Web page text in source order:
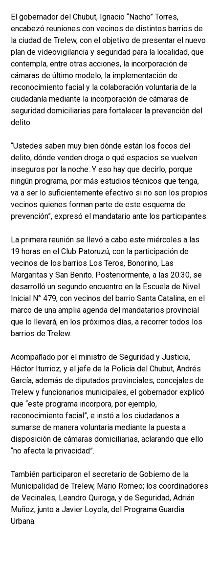
El gobernador del Chubut, Ignacio “Nacho” Torres,
encabezó reuniones con vecinos de distintos barrios de
la ciudad de Trelew, con el objetivo de presentar el nuevo
plan de videovigilancia y seguridad para la localidad, que
contempla, entre otras acciones, la incorporación de
cámaras de último modelo, la implementación de
reconocimiento facial y la colaboración voluntaria de la
ciudadanía mediante la incorporación de cámaras de
seguridad domiciliarias para fortalecer la prevención del
delito.
“Ustedes saben muy bien dónde están los focos del
delito, dónde venden droga o qué espacios se vuelven
inseguros por la noche. Y eso hay que decirlo, porque
ningún programa, por más estudios técnicos que tenga,
va a ser lo suficientemente efectivo si no son los propios
vecinos quienes forman parte de este esquema de
prevención”, expresó el mandatario ante los participantes.
La primera reunión se llevó a cabo este miércoles a las
19 horas en el Club Patoruzú, con la participación de
vecinos de los barrios Los Teros, Bonorino, Las
Margaritas y San Benito. Posteriormente, a las 20:30, se
desarrolló un segundo encuentro en la Escuela de Nivel
Inicial N° 479, con vecinos del barrio Santa Catalina, en el
marco de una amplia agenda del mandatarios provincial
que lo llevará, en los próximos días, a recorrer todos los
barrios de Trelew.
Acompañado por el ministro de Seguridad y Justicia,
Héctor Iturrioz, y el jefe de la Policía del Chubut, Andrés
García, además de diputados provinciales, concejales de
Trelew y funcionarios municipales, el gobernador explicó
que “este programa incorpora, por ejemplo,
reconocimiento facial”, e instó a los ciudadanos a
sumarse de manera voluntaria mediante la puesta a
disposición de cámaras domiciliarias, aclarando que ello
“no afecta la privacidad”.
También participaron el secretario de Gobierno de la
Municipalidad de Trelew, Mario Romeo; los coordinadores
de Vecinales, Leandro Quiroga, y de Seguridad, Adrián
Muñoz; junto a Javier Loyola, del Programa Guardia
Urbana.